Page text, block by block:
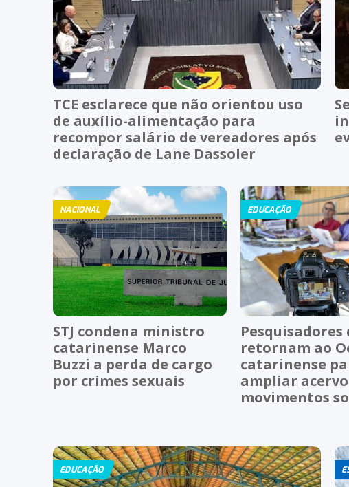
TCE esclarece que não orientou uso
de auxílio-alimentação para
recompor salário de vereadores após
declaração de Lane Dassoler
NACIONAL
STJ condena ministro
catarinense Marco
Buzzi a perda de cargo
por crimes sexuais
EDUCAÇÃO
Pesquisadores
retornam ao
catarinense
ampliar
movimentos
EDUCAÇÃO